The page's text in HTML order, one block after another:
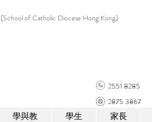
(School of Catholic Diocese Hong Kong)
2551 8285
2875 3867
學與教 學生 家長